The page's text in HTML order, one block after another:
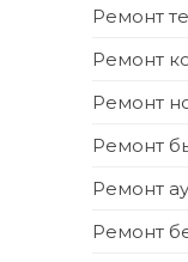
Ремонт
Ремонт
Ремонт
Ремонт
Ремонт
Ремонт